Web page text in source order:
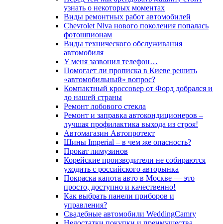
узнать о некоторых моментах
Виды ремонтных работ автомобилей
Chevrolet Niva нового поколения попалась
фотошпионам
Виды технического обслуживания
автомобиля
У меня зазвонил телефон…
Помогает ли прописка в Киеве решить
«автомобильный» вопрос?
Компактный кроссовер от Форд добрался и
до нашей страны
Ремонт лобового стекла
Ремонт и заправка автокондиционеров –
лучшая профилактика выхода из строя!
Автомагазин Автопротект
Шины Imperial – в чем же опасность?
Прокат лимузинов
Корейские производители не собираются
уходить с российского авторынка
Покраска капота авто в Москве — это
просто, доступно и качественно!
Как выбрать панели приборов и
управления?
Свадебные автомобили WeddingCamry